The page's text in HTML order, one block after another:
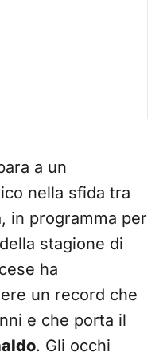
a un
nella sfida tra
, in programma per
stagione di
ha
un record che
e che porta il
. Gli occhi